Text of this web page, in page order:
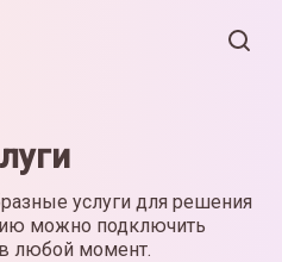
услуги для решения
можно подключить
любой момент.